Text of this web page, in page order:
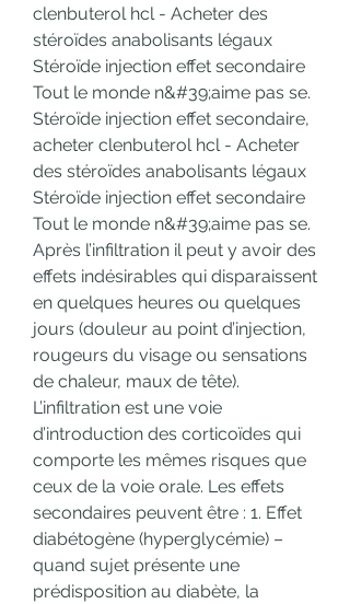
clenbuterol hcl - Acheter des
stéroïdes anabolisants légaux
Stéroïde injection effet secondaire
Tout le monde n&#39;aime pas se.
Stéroïde injection effet secondaire,
acheter clenbuterol hcl - Acheter
des stéroïdes anabolisants légaux
Stéroïde injection effet secondaire
Tout le monde n&#39;aime pas se.
Après l’infiltration il peut y avoir des
effets indésirables qui disparaissent
en quelques heures ou quelques
jours (douleur au point d’injection,
rougeurs du visage ou sensations
de chaleur, maux de tête).
L’infiltration est une voie
d’introduction des corticoïdes qui
comporte les mêmes risques que
ceux de la voie orale. Les effets
secondaires peuvent être : 1. Effet
diabétogène (hyperglycémie) –
quand sujet présente une
prédisposition au diabète, la